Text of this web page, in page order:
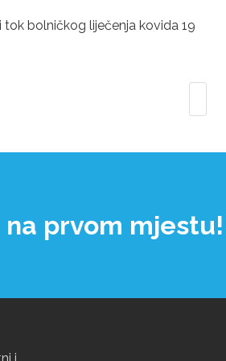
bolničkog liječenja kovida 19
na prvom